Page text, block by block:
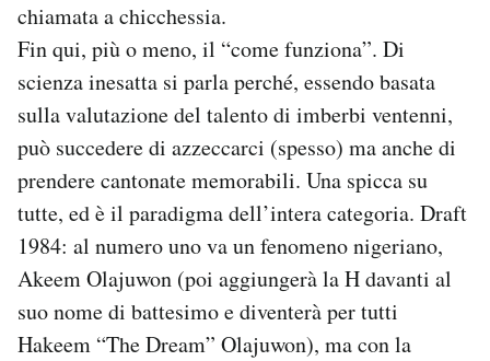
chiamata a chicchessia.
Fin qui, più o meno, il “come funziona”. Di
scienza inesatta si parla perché, essendo basata
sulla valutazione del talento di imberbi ventenni,
può succedere di azzeccarci (spesso) ma anche di
prendere cantonate memorabili. Una spicca su
tutte, ed è il paradigma dell’intera categoria. Draft
1984: al numero uno va un fenomeno nigeriano,
Akeem Olajuwon (poi aggiungerà la H davanti al
suo nome di battesimo e diventerà per tutti
Hakeem “The Dream” Olajuwon), ma con la